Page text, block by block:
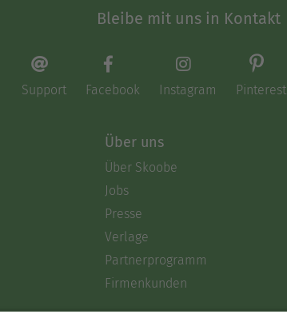
Bleibe mit uns in Kontakt
Support Facebook Instagram Pinterest
Über uns
Über Skoobe
Jobs
Presse
Verlage
Partnerprogramm
Firmenkunden